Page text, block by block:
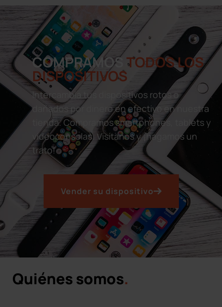
COMPRAMOS TODOS LOS
DISPOSITIVOS
Intercambia tus dispositivos rotos o
dañados por dinero en efectivo en nuestra
tienda. Compramos smartphones, tablets y
videoconsolas. Visítanos y ¡hagamos un
trato!
Vender su dispositivo
Quiénes somos.